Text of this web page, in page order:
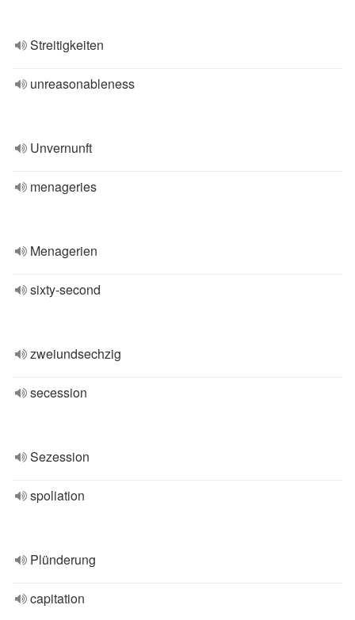
Streitigkeiten
unreasonableness
Unvernunft
menageries
Menagerien
sixty-second
zweiundsechzig
secession
Sezession
spoliation
Plünderung
capitation